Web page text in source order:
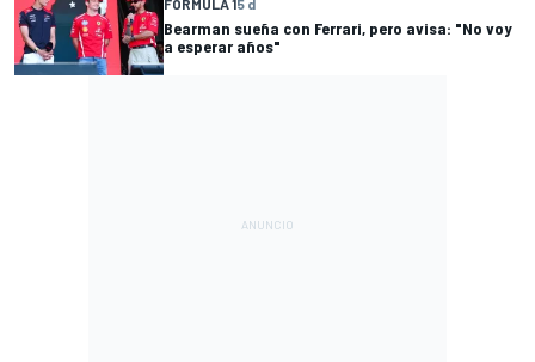
FÓRMULA 15 d
Bearman sueña con Ferrari, pero avisa: "No voy
a esperar años"